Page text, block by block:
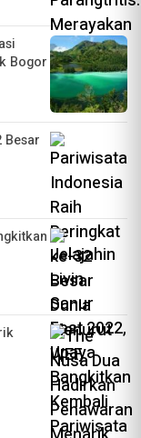
Bogor
Besar